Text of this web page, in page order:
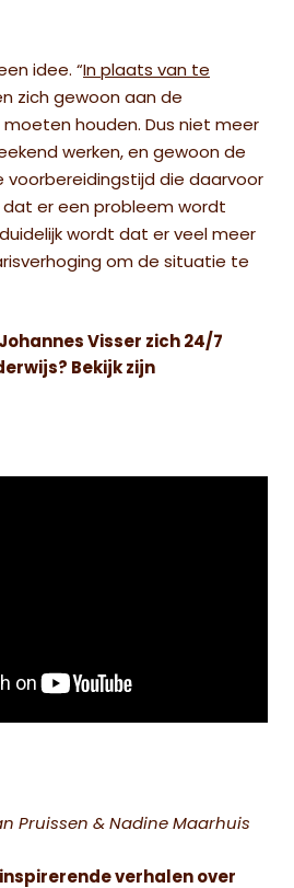
idee. “ In plaats van te
zich gewoon aan de
houden. Dus niet meer
werken, en gewoon de
voorbereidingstijd die daarvoor
dat er een probleem wordt
wordt dat er veel meer
om de situatie te
Visser zich 24/7
Bekijk zijn
Pruissen & Nadine Maarhuis
verhalen over